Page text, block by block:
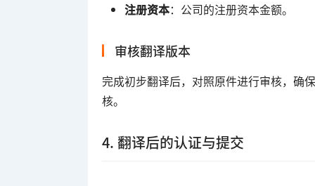
注册资本：公司的注册资本金额。
审核翻译版本
完成初步翻译后，对照原件进行审核，确
核。
4. 翻译后的认证与提交